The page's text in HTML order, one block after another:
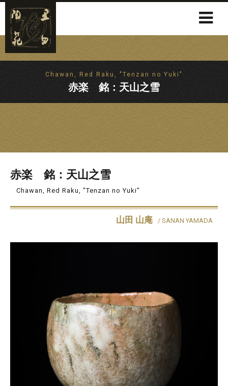
Chawan, Red Raku, "Tenzan no Yuki"
赤楽 銘：天山之雪
赤楽 銘：天山之雪
Chawan, Red Raku, "Tenzan no Yuki"
山田 山庵 / SANAN YAMADA